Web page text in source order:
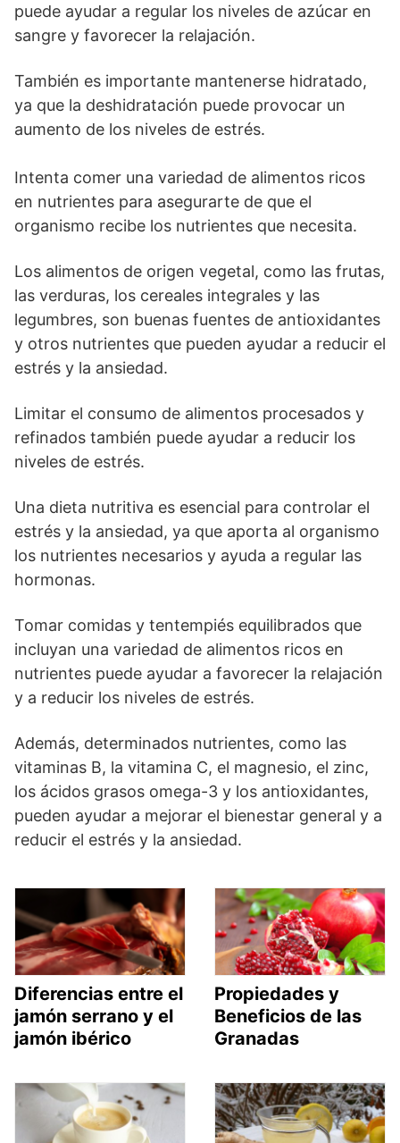
puede ayudar a regular los niveles de azúcar en
sangre y favorecer la relajación.
También es importante mantenerse hidratado,
ya que la deshidratación puede provocar un
aumento de los niveles de estrés.
Intenta comer una variedad de alimentos ricos
en nutrientes para asegurarte de que el
organismo recibe los nutrientes que necesita.
Los alimentos de origen vegetal, como las frutas,
las verduras, los cereales integrales y las
legumbres, son buenas fuentes de antioxidantes
y otros nutrientes que pueden ayudar a reducir el
estrés y la ansiedad.
Limitar el consumo de alimentos procesados y
refinados también puede ayudar a reducir los
niveles de estrés.
Una dieta nutritiva es esencial para controlar el
estrés y la ansiedad, ya que aporta al organismo
los nutrientes necesarios y ayuda a regular las
hormonas.
Tomar comidas y tentempiés equilibrados que
incluyan una variedad de alimentos ricos en
nutrientes puede ayudar a favorecer la relajación
y a reducir los niveles de estrés.
Además, determinados nutrientes, como las
vitaminas B, la vitamina C, el magnesio, el zinc,
los ácidos grasos omega-3 y los antioxidantes,
pueden ayudar a mejorar el bienestar general y a
reducir el estrés y la ansiedad.
Diferencias entre el
jamón serrano y el
jamón ibérico
Propiedades y
Beneficios de las
Granadas